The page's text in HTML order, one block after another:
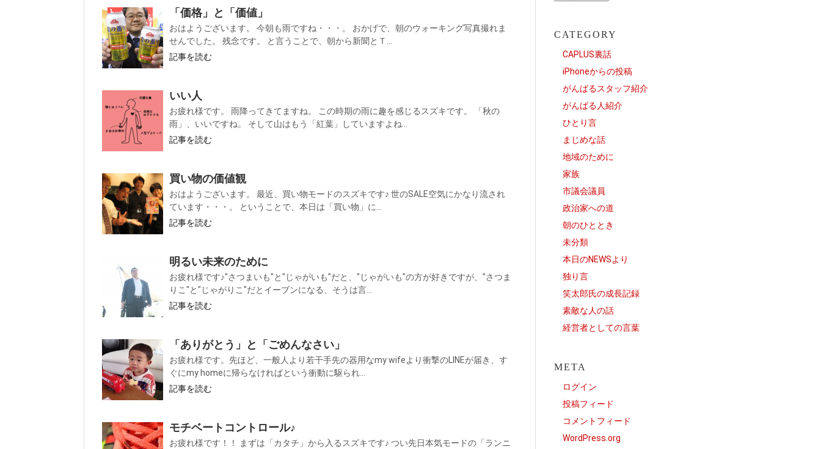
「価格」と「価値」
おはようございます。 今朝も雨ですね・・・。 おかげで、朝のウォーキング写真撮れま
せんでした。 残念です。 と言うことで、朝から新聞とＴ...
記事を読む
いい人
お疲れ様です。 雨降ってきてますね。 この時期の雨に趣を感じるスズキです。 「秋の
雨」、いいですね。 そして山はもう「紅葉」していますよね...
記事を読む
買い物の価値観
おはようございます。 最近、買い物モードのスズキです♪ 世のSALE空気にかなり流され
ています・・・。 ということで、本日は「買い物」に...
記事を読む
明るい未来のために
お疲れ様です♪"さつまいも"と"じゃがいも"だと、"じゃがいも"の方が好きですが、"さつま
りこ"と"じゃがりこ"だとイーブンになる、そうは言...
記事を読む
「ありがとう」と「ごめんなさい」
お疲れ様です。先ほど、一般人より若干手先の器用なmy wifeより衝撃のLINEが届き、す
ぐにmy homeに帰らなければという衝動に駆られ...
記事を読む
モチベートコントロール♪
お疲れ様です！！ まずは「カタチ」から入るスズキです♪ つい先日本気モードの「ランニ
CATEGORY
CAPLUS裏話
iPhoneからの投稿
がんばるスタッフ紹介
がんばる人紹介
ひとり言
まじめな話
地域のために
家族
市議会議員
政治家への道
朝のひととき
未分類
本日のNEWSより
独り言
笑太郎氏の成長記録
素敵な人の話
経営者としての言葉
META
ログイン
投稿フィード
コメントフィード
WordPress.org